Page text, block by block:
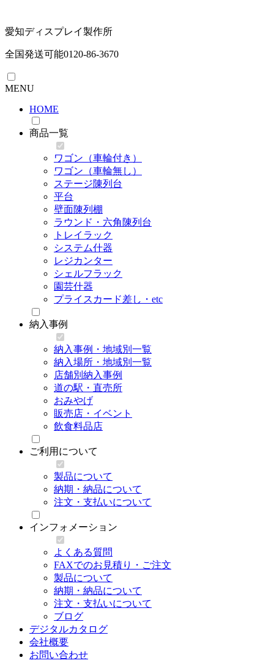
愛知ディスプレイ製作所
全国発送可能0120-86-3670
MENU
HOME
商品一覧
ワゴン（車輪付き）
ワゴン（車輪無し）
ステージ陳列台
平台
壁面陳列棚
ラウンド・六角陳列台
トレイラック
システム什器
レジカンター
シェルフラック
園芸什器
プライスカード差し・etc
納入事例
納入事例・地域別一覧
納入場所・地域別一覧
店舗別納入事例
道の駅・直売所
おみやげ
販売店・イベント
飲食料品店
ご利用について
製品について
納期・納品について
注文・支払いについて
インフォメーション
よくある質問
FAXでのお見積り・ご注文
製品について
納期・納品について
注文・支払いについて
ブログ
デジタルカタログ
会社概要
お問い合わせ